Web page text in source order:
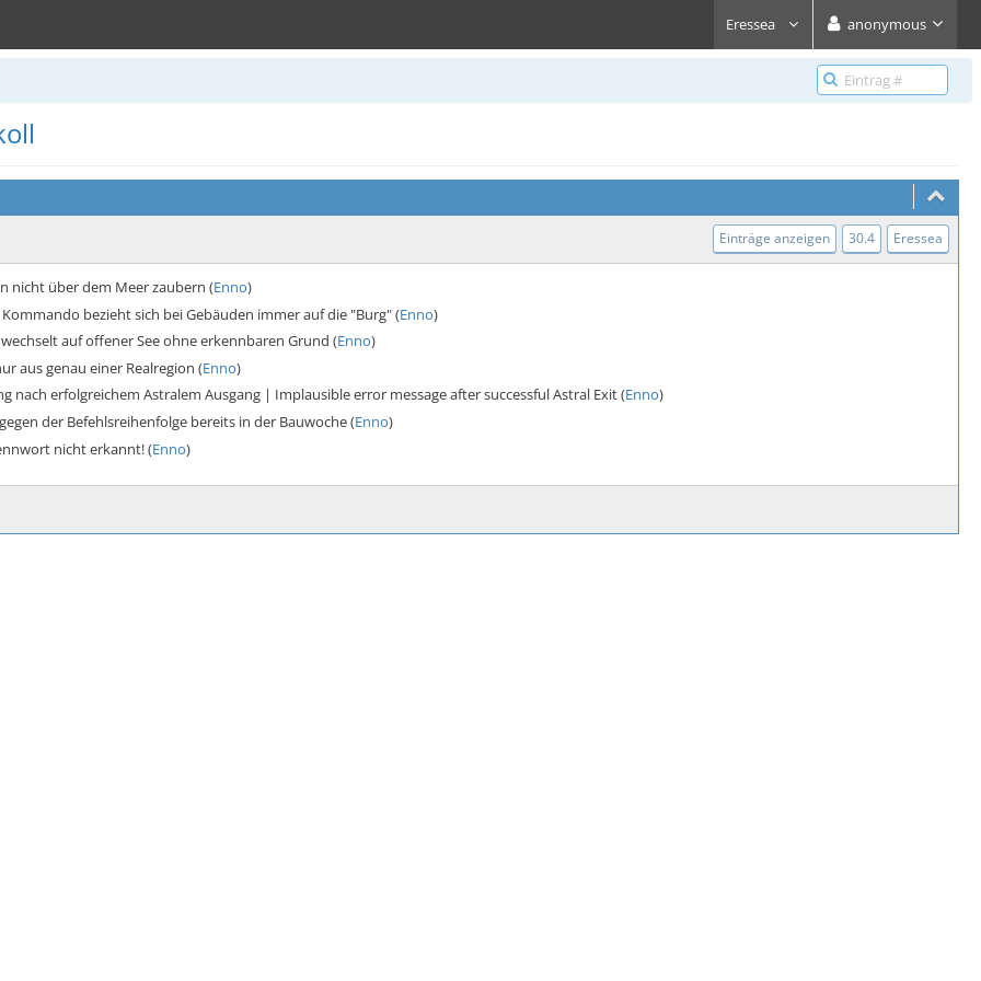
Eressea anonymous
Einträge anzeigen 30.4 Eressea
nicht über dem Meer zaubern (Enno)
bezieht sich bei Gebäuden immer auf die "Burg" (Enno)
auf offener See ohne erkennbaren Grund (Enno)
aus genau einer Realregion (Enno)
nach erfolgreichem Astralem Ausgang | Implausible error message after successful Astral Exit (Enno)
der Befehlsreihenfolge bereits in der Bauwoche (Enno)
nicht erkannt! (Enno)